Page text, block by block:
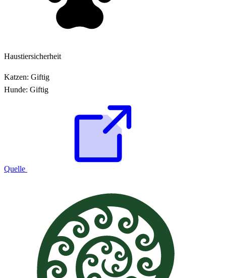
Haustiersicherheit
Katzen: Giftig
Hunde: Giftig
Quelle